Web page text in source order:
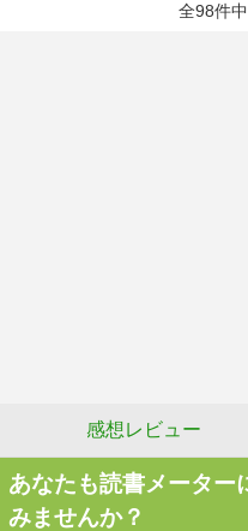
全98件
感想レビュー
あなたも読書メーター
みませんか？